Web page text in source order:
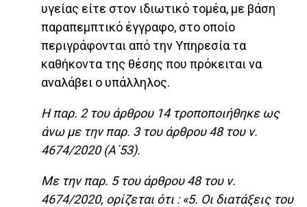
υγείας είτε στον ιδιωτικό τομέα, με βάση
παραπεμπτικό έγγραφο, στο οποίο
περιγράφονται από την Υπηρεσία τα
καθήκοντα της θέσης που πρόκειται να
αναλάβει ο υπάλληλος.
Η παρ. 2 του άρθρου 14 τροποποιήθηκε ως
άνω με την παρ. 3 του άρθρου 48 του ν.
4674/2020 (Α΄53).
Με την παρ. 5 του άρθρου 48 του ν.
4674/2020, ορίζεται ότι : «5. Οι διατάξεις του